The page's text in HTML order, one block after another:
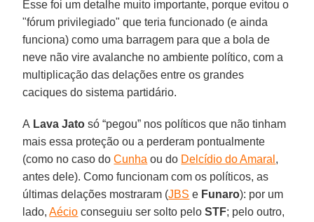
Esse foi um detalhe muito importante, porque evitou o
"fórum privilegiado" que teria funcionado (e ainda
funciona) como uma barragem para que a bola de
neve não vire avalanche no ambiente político, com a
multiplicação das delações entre os grandes
caciques do sistema partidário.
A Lava Jato só “pegou” nos políticos que não tinham
mais essa proteção ou a perderam pontualmente
(como no caso doCunha ou do Delcídio do Amaral ,
antes dele). Como funcionam com os políticos, as
últimas delações mostraram (JBS e Funaro): por um
lado,Aécio conseguiu ser solto peloSTF; pelo outro,